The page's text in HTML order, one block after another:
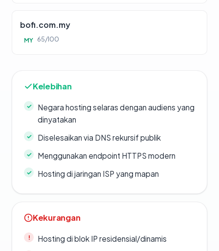
bofi.com.my
MY 65/100
Kelebihan
Negara hosting selaras dengan audiens yang
dinyatakan
Diselesaikan via DNS rekursif publik
Menggunakan endpoint HTTPS modern
Hosting di jaringan ISP yang mapan
Kekurangan
Hosting di blok IP residensial/dinamis